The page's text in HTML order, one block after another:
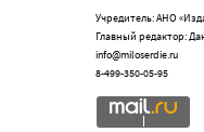
Учредитель: АНО
Главный редактор:
info@miloserdie.ru
8-499-350-05-95